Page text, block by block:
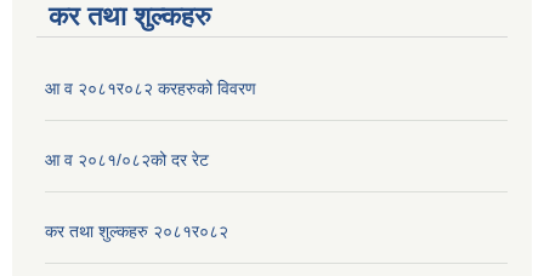
कर तथा शुल्कहरु
आ व २०८१र०८२ करहरुको विवरण
आ व २०८१/०८२को दर रेट
कर तथा शुल्कहरु २०८१र०८२